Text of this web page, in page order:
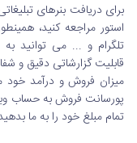
برای دریافت بنرهای
استور مراجعه کنید،
تلگرام و ... می توانید
قابلیت گزارشاتی دقیق و
میزان فروش و درآمد
پورسانت فروش به حساب
تمام مبلغ خود را به ما